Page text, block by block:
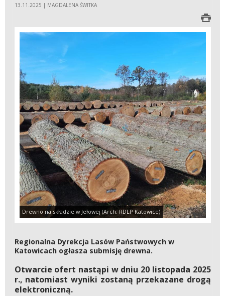
13.11.2025 | MAGDALENA ŚWITKA
Drewno na składzie w Jełowej (Arch. RDLP Katowice)
Regionalna Dyrekcja Lasów Państwowych w
Katowicach ogłasza submisję drewna.
Otwarcie ofert nastąpi w dniu 20 listopada 2025
r., natomiast wyniki zostaną przekazane drogą
elektroniczną.